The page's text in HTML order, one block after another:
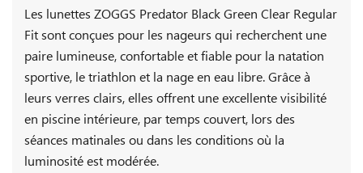
Les lunettes ZOGGS Predator Black Green Clear Regular
Fit sont conçues pour les nageurs qui recherchent une
paire lumineuse, confortable et fiable pour la natation
sportive, le triathlon et la nage en eau libre. Grâce à
leurs verres clairs, elles offrent une excellente visibilité
en piscine intérieure, par temps couvert, lors des
séances matinales ou dans les conditions où la
luminosité est modérée.